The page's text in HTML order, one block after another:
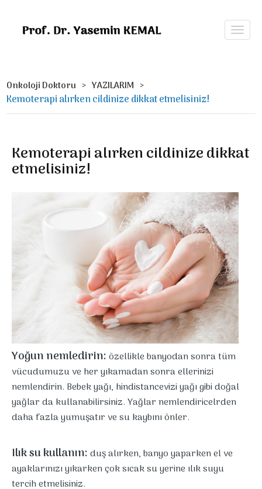
Onkoloji Doktoru YAZILARIM
Kemoterapi alırken cildinize dikkat etmelisiniz!
Kemoterapi alırken cildinize dikkat
etmelisiniz!
Yoğun nemledirin:özellikle banyodan sonra tüm
vücudumuzu ve her yıkamadan sonra ellerinizi
nemlendirin. Bebek yağı, hindistancevizi yağı gibi doğal
yağlar da kullanabilirsiniz. Yağlar nemlendiricelrden
daha fazla yumuşatır ve su kaybını önler.
Ilık su kullanın:duş alırken, banyo yaparken el ve
ayaklarınızı yıkarken çok sıcak su yerine ılık suyu
tercih etmelisiniz.